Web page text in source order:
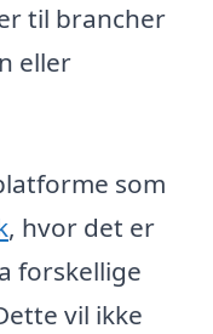
til brancher
eller
som
, hvor det er
forskellige
vil ikke